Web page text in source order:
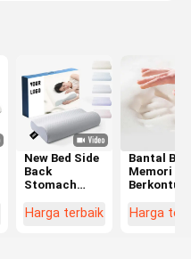
New Bed Side
Back
Stomach
Orthopedic
Harga terbaik
Bantal
Memori
Berkontur
Utama
Harga